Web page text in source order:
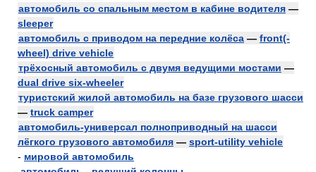
автомобиль со спальным местом в кабине водителя —
sleeper
автомобиль с приводом на передние колёса — front(-
wheel) drive vehicle
трёхосный автомобиль с двумя ведущими мостами —
dual drive six-wheeler
туристский жилой автомобиль на базе грузового шасси
— truck camper
автомобиль-универсал полноприводный на шасси
лёгкого грузового автомобиля — sport-utility vehicle
- мировой автомобиль